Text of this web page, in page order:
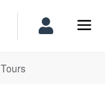
Tours